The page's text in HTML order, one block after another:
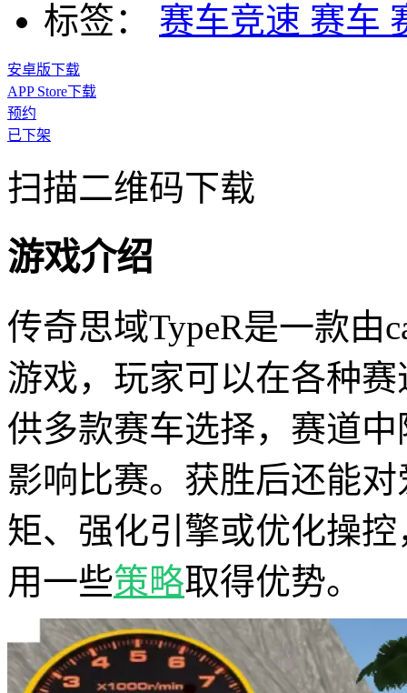
标签：
赛车竞速 赛车
安卓版下载
APP Store下载
预约
已下架
扫描二维码下载
游戏介绍
传奇思域TypeR是一款由
游戏，玩家可以在各种
供多款赛车选择，赛道
影响比赛。获胜后还能
矩、强化引擎或优化操
用一些策略取得优势。